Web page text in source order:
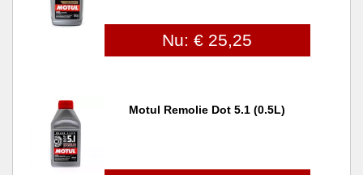
Nu: € 25,25
Motul Remolie Dot 5.1 (0.5L)